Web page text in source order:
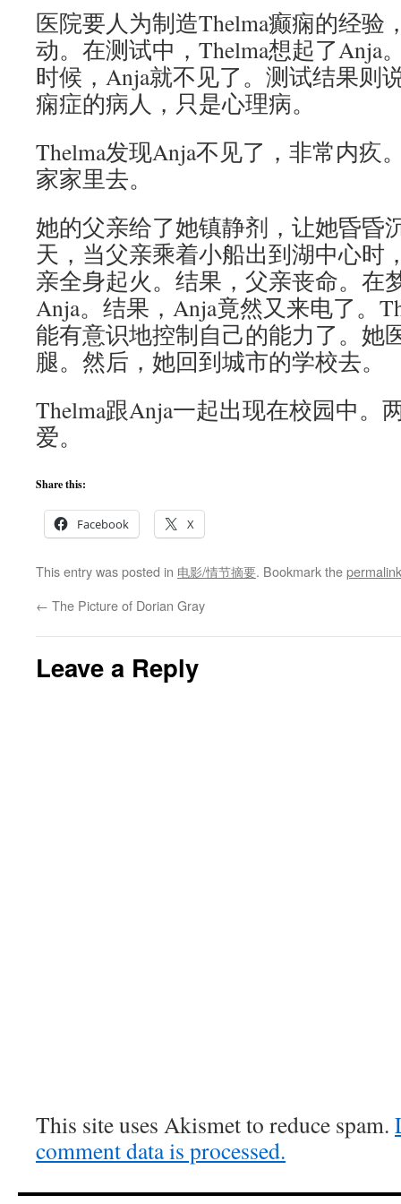
医院要人为制造Thelma癫痫的经验
动。在测试中，Thelma想起了Anja
时候，Anja就不见了。测试结果则
痫症的病人，只是心理病。
Thelma发现Anja不见了，非常内疚
家家里去。
她的父亲给了她镇静剂，让她昏昏
天，当父亲乘着小船出到湖中心时
亲全身起火。结果，父亲丧命。在
Anja。结果，Anja竟然又来电了。
能有意识地控制自己的能力了。她
腿。然后，她回到城市的学校去。
Thelma跟Anja一起出现在校园中。
爱。
Share this:
Facebook X
This entry was posted in 电影/情节摘要. Bookmark thepermalink
← The Picture of Dorian Gray
Leave a Reply
This site uses Akismet to reduce spam.
comment data is processed.